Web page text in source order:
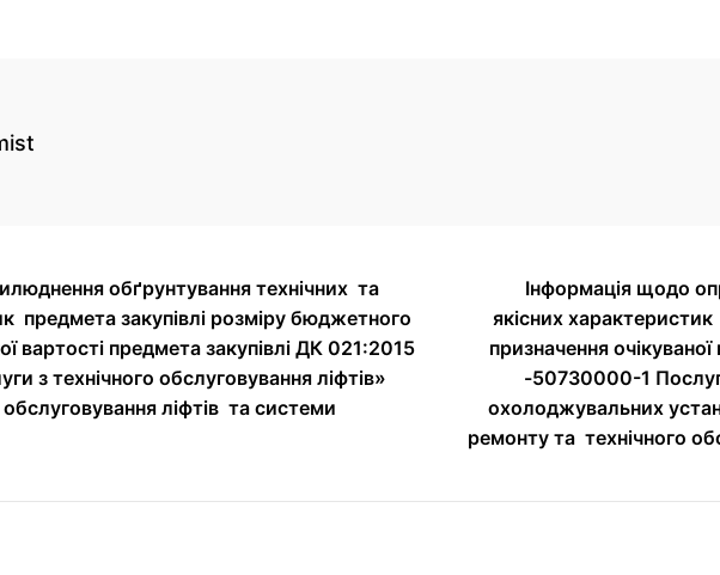
обґрунтування технічних та
предмета закупівлі розміру бюджетного
вартості предмета закупівлі ДК 021:2015
з технічного обслуговування ліфтів»
обслуговування ліфтів та системи
Інформація щодо
якісних
призначення
-50730000-1
охолоджувальних
ремонту та технічного